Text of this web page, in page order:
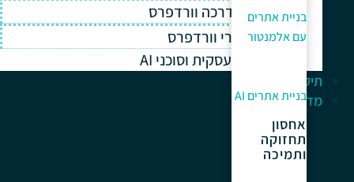
בניית אתרים
עם אלמנטור
בניית אתרים AI
אחסון
תחזוקה
ותמיכה
תמיכה והדרכה וורדפרס
קידום אתרי וורדפרס
אוטומציה עסקית וסוכני AI
תיק עבודות
מדריך למתחלים